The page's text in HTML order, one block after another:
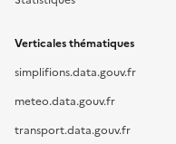
Verticales thématiques
simplifions.data.gouv.fr
meteo.data.gouv.fr
transport.data.gouv.fr